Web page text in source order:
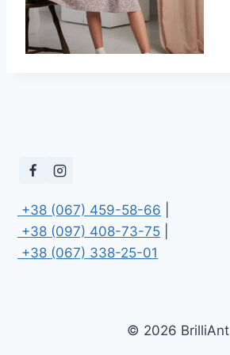
+38 (067) 459-58-66
+38 (097) 408-73-75
+38 (067) 338-25-01
© 2026 BrilliAnt